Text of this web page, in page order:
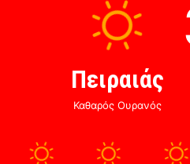
Πειραιάς
Καθαρός Ουρανός